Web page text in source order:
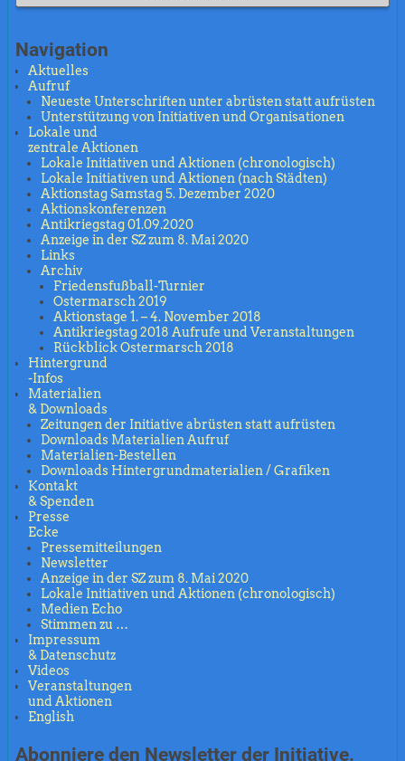
Navigation
Aktuelles
Aufruf
Neueste Unterschriften unter abrüsten statt aufrüsten
Unterstützung von Initiativen und Organisationen
Lokale und
zentrale Aktionen
Lokale Initiativen und Aktionen (chronologisch)
Lokale Initiativen und Aktionen (nach Städten)
Aktionstag Samstag 5. Dezember 2020
Aktionskonferenzen
Antikriegstag 01.09.2020
Anzeige in der SZ zum 8. Mai 2020
Links
Archiv
Friedensfußball-Turnier
Ostermarsch 2019
Aktionstage 1. – 4. November 2018
Antikriegstag 2018 Aufrufe und Veranstaltungen
Rückblick Ostermarsch 2018
Hintergrund
-Infos
Materialien
& Downloads
Zeitungen der Initiative abrüsten statt aufrüsten
Downloads Materialien Aufruf
Materialien-Bestellen
Downloads Hintergrundmaterialien / Grafiken
Kontakt
& Spenden
Presse
Ecke
Pressemitteilungen
Newsletter
Anzeige in der SZ zum 8. Mai 2020
Lokale Initiativen und Aktionen (chronologisch)
Medien Echo
Stimmen zu …
Impressum
& Datenschutz
Videos
Veranstaltungen
und Aktionen
English
Abonniere den Newsletter der Initiative.